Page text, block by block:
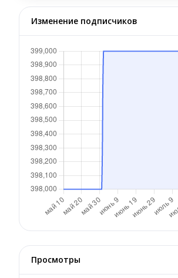
Изменение подписчиков
Просмотры